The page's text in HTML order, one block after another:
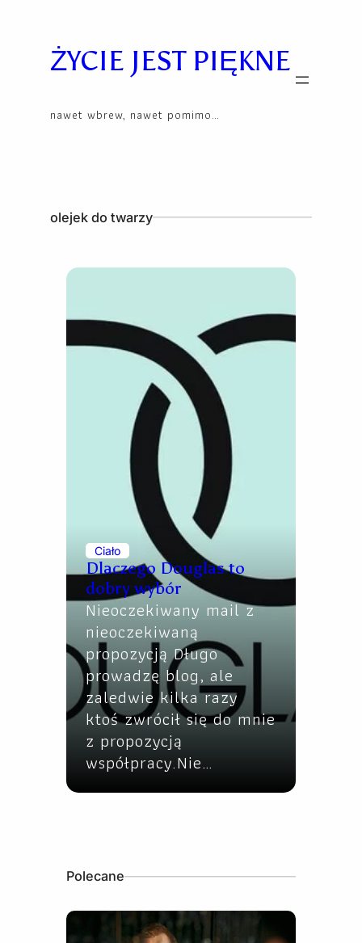
contentŻYCIE JEST PIĘKNE
nawet wbrew, nawet pomimo…
olejek do twarzy
Ciało
Dlaczego Douglas to
dobry wybór
Nieoczekiwany mail z
nieoczekiwaną
propozycją Długo
prowadzę blog, ale
zaledwie kilka razy
ktoś zwrócił się do mnie
z propozycją
współpracy.Nie…
Polecane